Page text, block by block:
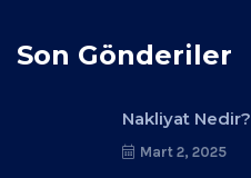
Son Gönderiler
Nakliyat Nedir?
Mart 2, 2025